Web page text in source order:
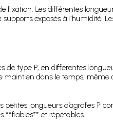
Les différentes
exposés à l’humidité.
type P, en différentes
dans le temps, même
longueurs d’agrafes P
et répétables.